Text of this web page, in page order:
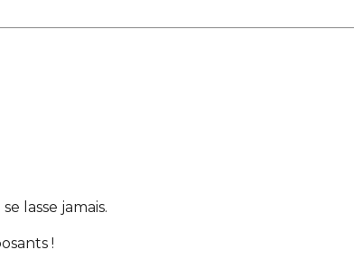
lasse jamais.
!